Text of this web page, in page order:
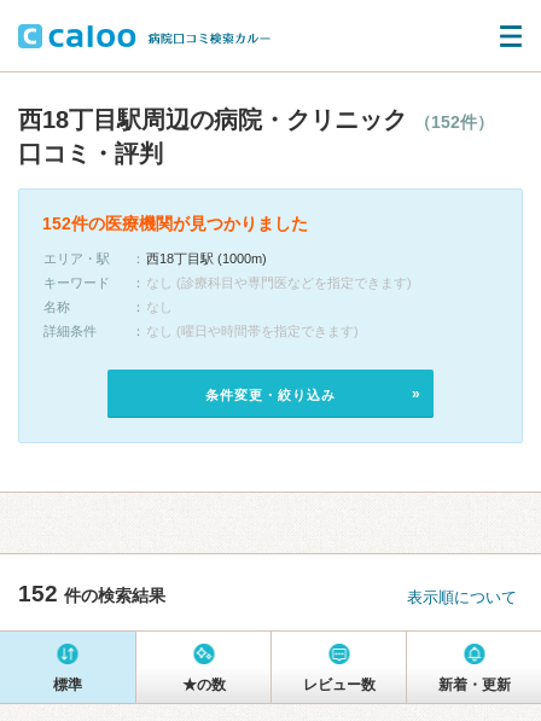
西18丁目駅周辺の病院・クリニック （152件）
口コミ・評判
152件の医療機関が見つかりました
エリア・駅
西18丁目駅 (1000m)
キーワード
なし (診療科目や専門医などを指定できます)
名称
なし
詳細条件
なし (曜日や時間帯を指定できます)
条件変更・絞り込み
152 件の検索結果 表示順について
標準 ★の数 レビュー数 新着・更新